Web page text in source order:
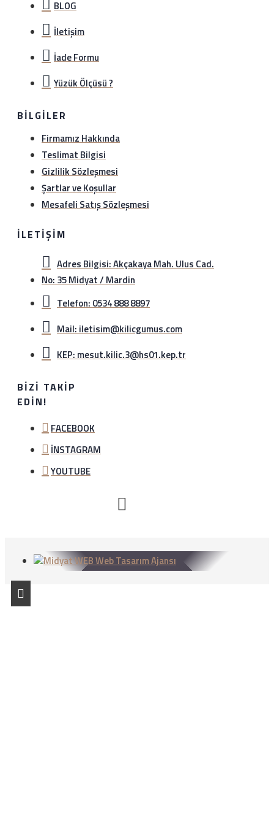
BLOG
İletişim
İade Formu
Yüzük Ölçüsü ?
BILGILER
Firmamız Hakkında
Teslimat Bilgisi
Gizlilik Sözleşmesi
Şartlar ve Koşullar
Mesafeli Satış Sözleşmesi
İLETIŞIM
Adres Bilgisi: Akçakaya Mah. Ulus Cad.
No: 35 Midyat / Mardin
Telefon: 0534 888 8897
Mail: iletisim@kilicgumus.com
KEP: mesut.kilic.3@hs01.kep.tr
BIZI TAKIP
EDIN!
FACEBOOK
İNSTAGRAM
YOUTUBE